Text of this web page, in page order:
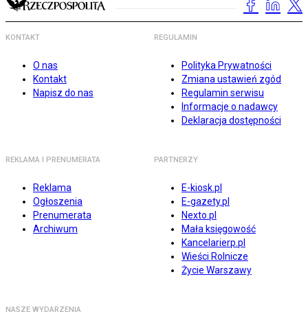
KONTAKT
O nas
Kontakt
Napisz do nas
REGULAMIN
Polityka Prywatności
Zmiana ustawień zgód
Regulamin serwisu
Informacje o nadawcy
Deklaracja dostępności
REKLAMA I PRENUMERATA
Reklama
Ogłoszenia
Prenumerata
Archiwum
PARTNERZY
E-kiosk.pl
E-gazety.pl
Nexto.pl
Mała księgowość
Kancelarierp.pl
Wieści Rolnicze
Życie Warszawy
NASZE WYDARZENIA